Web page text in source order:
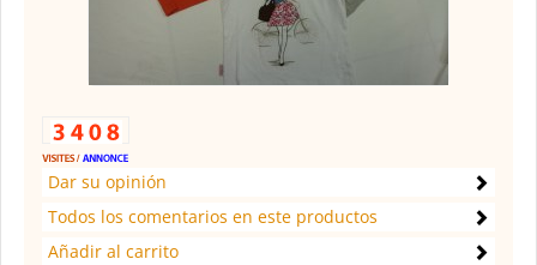
Dar su opinión
Todos los comentarios en este productos
Añadir al carrito